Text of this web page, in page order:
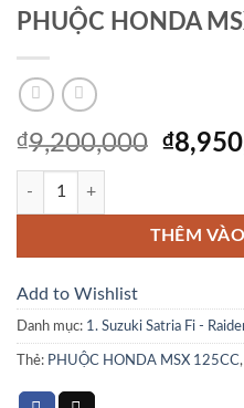
PHUỘC HONDA
₫9,200,000 Giá
₫
PHUỘC HONDA MSX 125CC số
THÊM
Add to Wishlist
Danh mục: 1. Suzuki Satria Fi -
Thẻ: PHUỘC HONDA MSX 125CC,